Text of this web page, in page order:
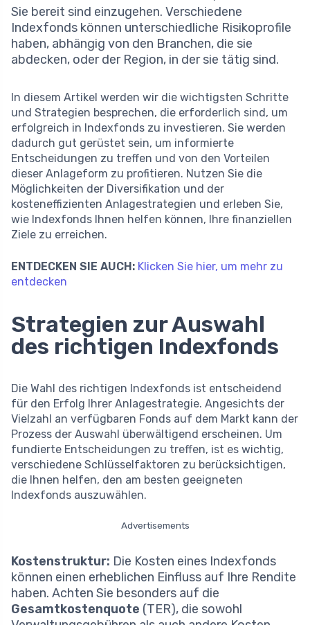
Sie bereit sind einzugehen. Verschiedene
Indexfonds können unterschiedliche Risikoprofile
haben, abhängig von den Branchen, die sie
abdecken, oder der Region, in der sie tätig sind.
In diesem Artikel werden wir die wichtigsten Schritte
und Strategien besprechen, die erforderlich sind, um
erfolgreich in Indexfonds zu investieren. Sie werden
dadurch gut gerüstet sein, um informierte
Entscheidungen zu treffen und von den Vorteilen
dieser Anlageform zu profitieren. Nutzen Sie die
Möglichkeiten der Diversifikation und der
kosteneffizienten Anlagestrategien und erleben Sie,
wie Indexfonds Ihnen helfen können, Ihre finanziellen
Ziele zu erreichen.
ENTDECKEN SIE AUCH: Klicken Sie hier, um mehr zu
entdecken
Strategien zur Auswahl
des richtigen Indexfonds
Die Wahl des richtigen Indexfonds ist entscheidend
für den Erfolg Ihrer Anlagestrategie. Angesichts der
Vielzahl an verfügbaren Fonds auf dem Markt kann der
Prozess der Auswahl überwältigend erscheinen. Um
fundierte Entscheidungen zu treffen, ist es wichtig,
verschiedene Schlüsselfaktoren zu berücksichtigen,
die Ihnen helfen, den am besten geeigneten
Indexfonds auszuwählen.
Advertisements
Kostenstruktur: Die Kosten eines Indexfonds
können einen erheblichen Einfluss auf Ihre Rendite
haben. Achten Sie besonders auf die
Gesamtkostenquote (TER), die sowohl